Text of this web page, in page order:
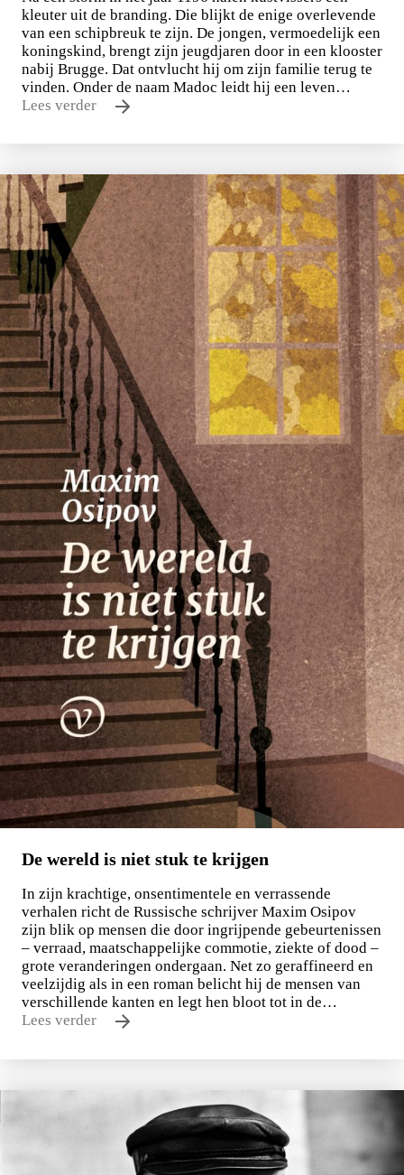
Nico Dros
Willem die Madoc maakte
€29,00
LEES MEER
kleuter uit de branding. Die blijkt de enige overlevende
van een schipbreuk te zijn. De jongen, vermoedelijk een
koningskind, brengt zijn jeugdjaren door in een klooster
nabij Brugge. Dat ontvlucht hij om zijn familie terug te
vinden. Onder de naam Madoc leidt hij een leven…
Lees verder
De wereld is niet stuk te krijgen
In zijn krachtige, onsentimentele en verrassende
verhalen richt de Russische schrijver Maxim Osipov
zijn blik op mensen die door ingrijpende gebeurtenissen
– verraad, maatschappelijke commotie, ziekte of dood –
grote veranderingen ondergaan. Net zo geraffineerd en
veelzijdig als in een roman belicht hij de mensen van
verschillende kanten en legt hen bloot tot in de…
Lees verder